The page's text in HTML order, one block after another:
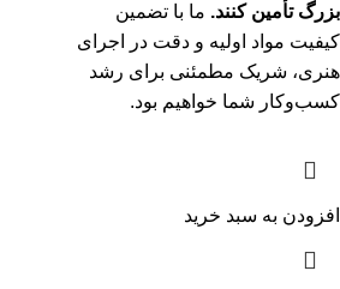
بزرگ تأمین کنند. ما با تضمین
کیفیت مواد اولیه و دقت در اجرای
هنری، شریک مطمئنی برای رشد
کسب‌وکار شما خواهیم بود.
افزودن به سبد خرید